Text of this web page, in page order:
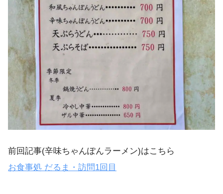
前回記事(辛味ちゃんぽんラーメン)はこちら
お食事処 だるま・訪問1回目